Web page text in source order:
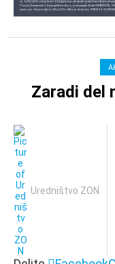
Zaradi del
Uredništvo ZON